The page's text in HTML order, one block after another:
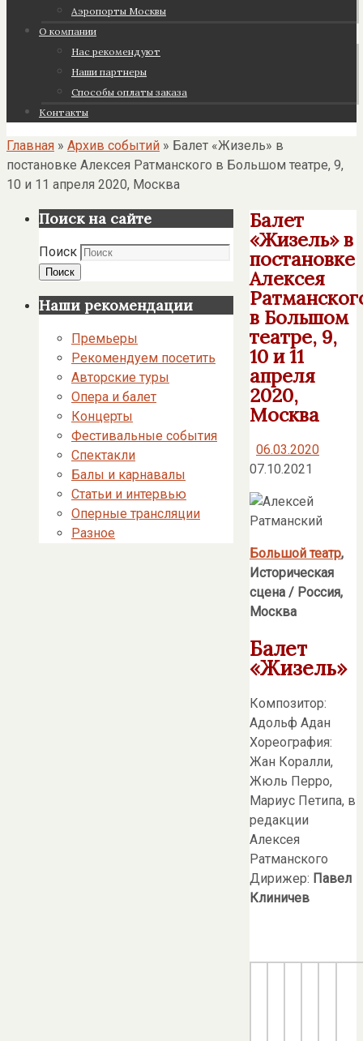
Аэропорты Москвы
О компании
Нас рекомендуют
Наши партнеры
Cпособы оплаты заказа
Контакты
Главная » Архив событий » Балет «Жизель» в
постановке Алексея Ратманского в Большом театре, 9,
10 и 11 апреля 2020, Москва
Балет
«Жизель» в
постановке
Алексея
в Большом
театре, 9,
10 и 11
апреля
2020,
Москва
06.03.2020
07.10.2021
Большой театр,
Историческая
сцена / Россия,
Москва
Балет
«Жизель»
Композитор:
Адольф Адан
Хореография:
Жан Коралли,
Жюль Перро,
Мариус Петипа, в
редакции
Алексея
Ратманского
Дирижер: Павел
Клиничев
Поиск на сайте
Поиск
Поиск
Наши рекомендации
Премьеры
Рекомендуем посетить
Авторские туры
Опера и балет
Концерты
Фестивальные события
Спектакли
Балы и карнавалы
Статьи и интервью
Оперные трансляции
Разное